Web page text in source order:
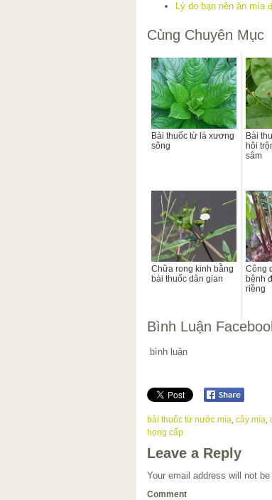
Lý do bạn nên ăn mía
Cùng Chuyên Mục
Bài thuốc từ lá xương
sông
Bài
hôi
sâm
Chữa rong kinh bằng
bài thuốc dân gian
Công
bệnh
riềng
Bình Luận
bình luận
bài thuốc từ nước mía cây mía
họng cấp
Leave a Reply
Your email address will not be
Comment